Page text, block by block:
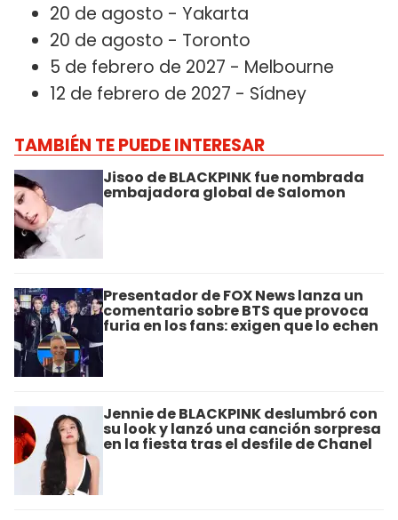
20 de agosto - Yakarta
20 de agosto - Toronto
5 de febrero de 2027 - Melbourne
12 de febrero de 2027 - Sídney
TAMBIÉN TE PUEDE INTERESAR
Jisoo de BLACKPINK fue nombrada
embajadora global de Salomon
Presentador de FOX News lanza un
comentario sobre BTS que provoca
furia en los fans: exigen que lo echen
Jennie de BLACKPINK deslumbró con
su look y lanzó una canción sorpresa
en la fiesta tras el desfile de Chanel